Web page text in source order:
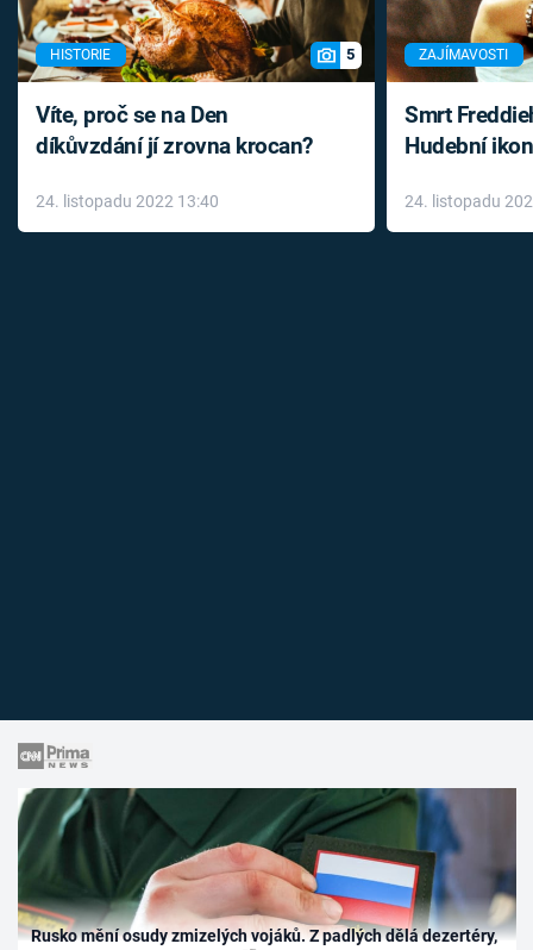
HISTORIE 5
Víte, proč se na Den
díkůvzdání jí zrovna krocan?
24. listopadu 2022 13:40
ZAJÍMAVOSTI
Smrt
Hudební
léky
24. listopadu
Rusko mění osudy zmizelých vojáků. Z padlých dělá dezertéry,